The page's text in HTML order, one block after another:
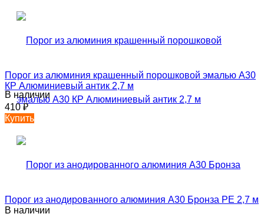
Порог из алюминия крашенный порошковой эмалью А30
КР Алюминиевый антик 2,7 м
В наличии
410₽
Купить
Порог из анодированного алюминия А30 Бронза РЕ 2,7 м
В наличии